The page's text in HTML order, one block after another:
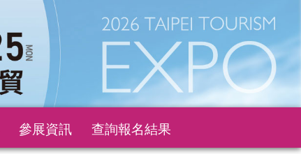
參展資訊 查詢報名結果